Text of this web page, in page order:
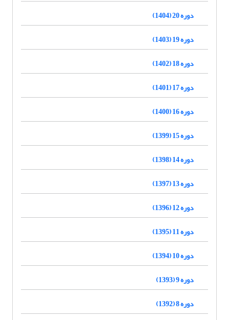
دوره 20 (1404)
دوره 19 (1403)
دوره 18 (1402)
دوره 17 (1401)
دوره 16 (1400)
دوره 15 (1399)
دوره 14 (1398)
دوره 13 (1397)
دوره 12 (1396)
دوره 11 (1395)
دوره 10 (1394)
دوره 9 (1393)
دوره 8 (1392)